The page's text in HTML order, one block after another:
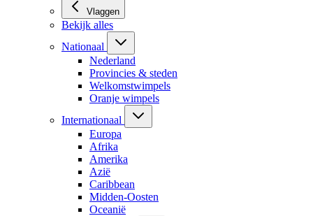
Vlaggen
Bekijk alles
Nationaal
Nederland
Provincies & steden
Welkomstwimpels
Oranje wimpels
Internationaal
Europa
Afrika
Amerika
Azië
Caribbean
Midden-Oosten
Oceanië